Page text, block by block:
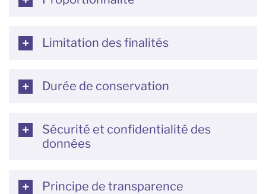
Limitation des finalités
Durée de conservation
Sécurité et confidentialité des
données
Principe de transparence